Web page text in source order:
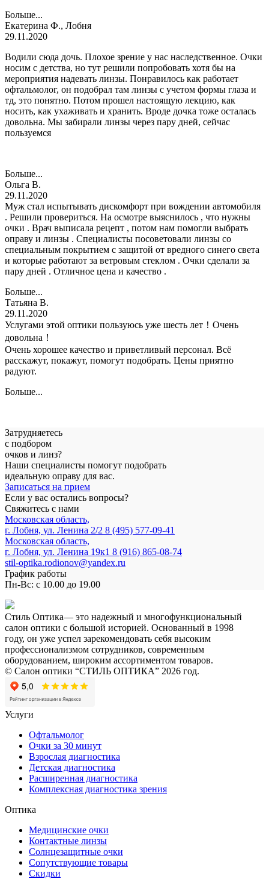
Больше...
Екатерина Ф., Лобня
29.11.2020
Водили сюда дочь. Плохое зрение у нас наследственное. Очки
носим с детства, но тут решили попробовать хотя бы на
мероприятия надевать линзы. Понравилось как работает
офтальмолог, он подобрал там линзы с учетом формы глаза и
тд, это понятно. Потом прошел настоящую лекцию, как
носить, как ухаживать и хранить. Вроде дочка тоже осталась
довольна. Мы забирали линзы через пару дней, сейчас
пользуемся
Больше...
Ольга В.
29.11.2020
Муж стал испытывать дискомфорт при вождении автомобиля
. Решили провериться. На осмотре выяснилось , что нужны
очки . Врач выписала рецепт , потом нам помогли выбрать
оправу и линзы . Специалисты посоветовали линзы со
специальным покрытием с защитой от вредного синего света
и которые работают за ветровым стеклом . Очки сделали за
пару дней . Отличное цена и качество .
Больше...
Татьяна В.
29.11.2020
Услугами этой оптики пользуюсь уже шесть лет！Очень
довольна！
Очень хорошее качество и приветливый персонал. Всё
расскажут, покажут, помогут подобрать. Цены приятно
радуют.
Больше...
Затрудняетесь
с подбором
очков и линз?
Наши специалисты помогут подобрать
идеальную оправу для вас.
Записаться на прием
Если у вас остались вопросы?
Свяжитесь с нами
Московская область,
г. Лобня, ул. Ленина 2/2 8 (495) 577-09-41
Московская область,
г. Лобня, ул. Ленина 19к1 8 (916) 865-08-74
stil-optika.rodionov@yandex.ru
График работы
Пн-Вс: с 10.00 до 19.00
Стиль Оптика— это надежный и многофункциональный
салон оптики с большой историей. Основанный в 1998
году, он уже успел зарекомендовать себя высоким
профессионализмом сотрудников, современным
оборудованием, широким ассортиментом товаров.
© Салон оптики “СТИЛЬ ОПТИКА” 2026 год.
Услуги
Офтальмолог
Очки за 30 минут
Взрослая диагностика
Детская диагностика
Расширенная диагностика
Комплексная диагностика зрения
Оптика
Медицинские очки
Контактные линзы
Солнцезащитные очки
Сопутствующие товары
Скидки